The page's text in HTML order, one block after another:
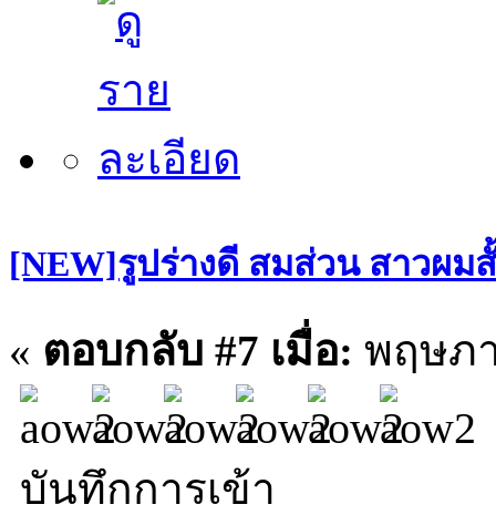
[NEW]รูปร่างดี สมส่วน สาวผม
« ตอบกลับ #7 เมื่อ: พฤษภา
บันทึกการเข้า